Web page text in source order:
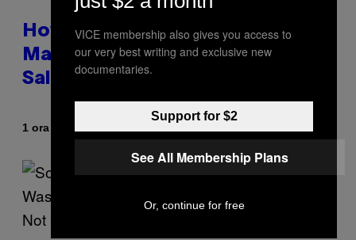
How To Stack Fleshlight’s Mix &
Match, Build Your Own Combo
Sales Up To 30%
1 ora fa | Reviewed by
VICE membership also gives you access to
our very best writing and exclusive new
documentaries.
Support for $2
See All Membership Plans
Or, continue for free